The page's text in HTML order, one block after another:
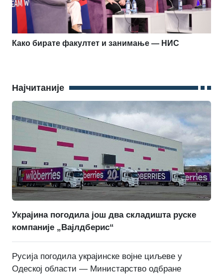
Како бирате факултет и занимање — НИС
Најчитаније
Украјина погодила још два складишта руске
компаније „Вајлдберис“
Русија погодила украјинске војне циљеве у
Одеској области — Министарство одбране